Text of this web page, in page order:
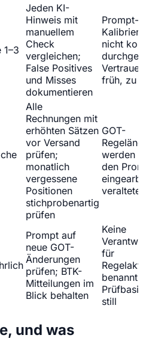
1–3
Jeden KI-
Hinweis mit
manuellem
Check
vergleichen;
False Positives
und Misses
dokumentieren
Prompt-
nicht
früh, zu
Alle
Rechnungen mit
erhöhten Sätzen
vor Versand
prüfen;
monatlich
vergessene
Positionen
stichprobenartig
prüfen
GOT-
werden
den
Prompt auf
neue GOT-
Änderungen
prüfen; BTK-
Mitteilungen im
Blick behalten
Keine
für
benannt
still
und was